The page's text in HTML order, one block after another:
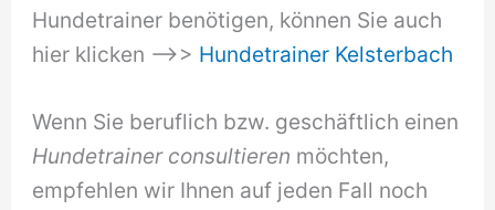
Hundetrainer benötigen, können Sie auch
hier klicken –>> Hundetrainer Kelsterbach
Wenn Sie beruflich bzw. geschäftlich einen
Hundetrainer consultieren möchten,
empfehlen wir Ihnen auf jeden Fall noch